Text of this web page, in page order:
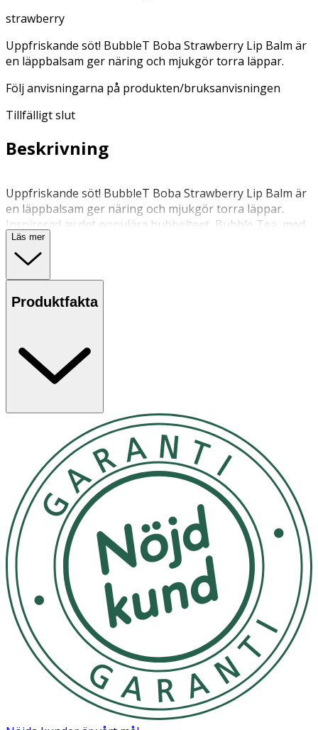
strawberry
Uppfriskande söt! BubbleT Boba Strawberry Lip Balm är
en läppbalsam ger näring och mjukgör torra läppar.
Följ anvisningarna på produkten/bruksanvisningen
Tillfälligt slut
Beskrivning
Uppfriskande söt! BubbleT Boba Strawberry Lip Balm är
en läppbalsam ger näring och mjukgör torra läppar.
Inspirerad av det populära bubbelteet, Bubble Tea, med
en färgstark design och härlig doft av jordgubb. Passar
alla hudtyper.
Applicera på läpparna vid behov eller så ofta du vill.
OK för gravida och ammande:
Ethylhexyl Palmitate, Ethylhexyl Stearate, Synthetic Wax,
Ceresin, Hydrogenated Microcrystalline Wax,
Hydrogenated Styrene/Isoprene Copolymer, Parfum, 1,
2-Hexanediol, Ethylhexylglycerin, Linalool,
Benzylbenzoate, Red 6 Lake (CI 15850), Red 21 Lake (CI
45380).
Läs mer
Produktfakta